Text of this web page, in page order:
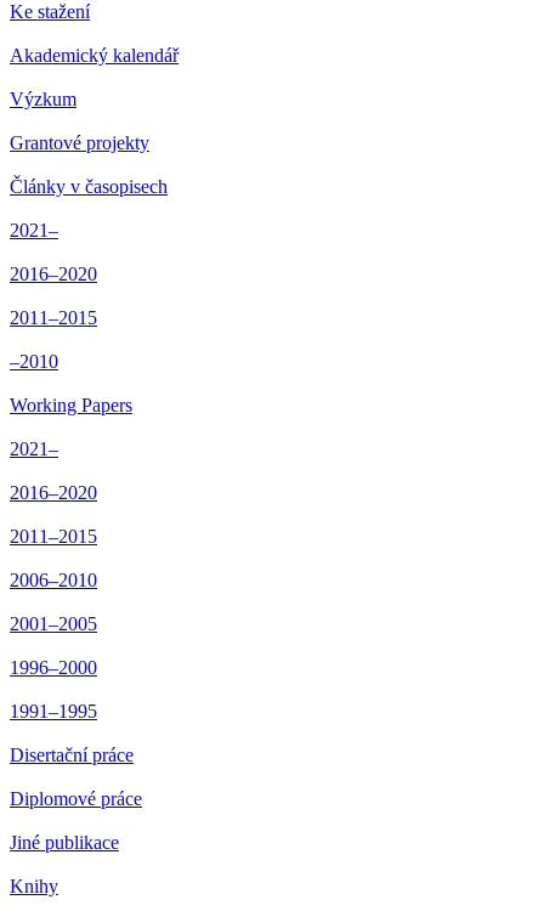
Ke stažení
Akademický kalendář
Výzkum
Grantové projekty
Články v časopisech
2021–
2016–2020
2011–2015
–2010
Working Papers
2021–
2016–2020
2011–2015
2006–2010
2001–2005
1996–2000
1991–1995
Disertační práce
Diplomové práce
Jiné publikace
Knihy